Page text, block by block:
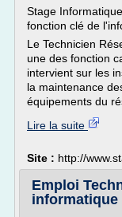
Stage
fonction clé de
Le Technicien
une des fonction
intervient sur les
la maintenance
équipements du
Lire la suite
Site : http://
Emploi
informatique